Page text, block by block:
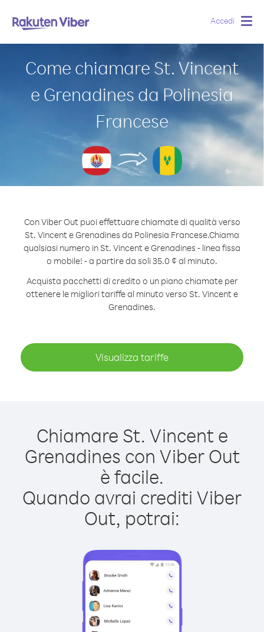
Accedi
Come chiamare St. Vincent
e Grenadines da Polinesia
Francese
Con Viber Out puoi effettuare chiamate di qualità verso
St. Vincent e Grenadines da Polinesia Francese.Chiama
qualsiasi numero in St. Vincent e Grenadines - linea fissa
o mobile! - a partire da soli 35.0 ¢ al minuto.
Acquista pacchetti di credito o un piano chiamate per
ottenere le migliori tariffe al minuto verso St. Vincent e
Grenadines.
Visualizza tariffe
Chiamare St. Vincent e
Grenadines con Viber Out
è facile.
Quando avrai crediti Viber
Out, potrai: